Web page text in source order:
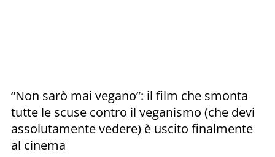
“Non sarò mai vegano”: il film che smonta
tutte le scuse contro il veganismo (che devi
assolutamente vedere) è uscito finalmente
al cinema